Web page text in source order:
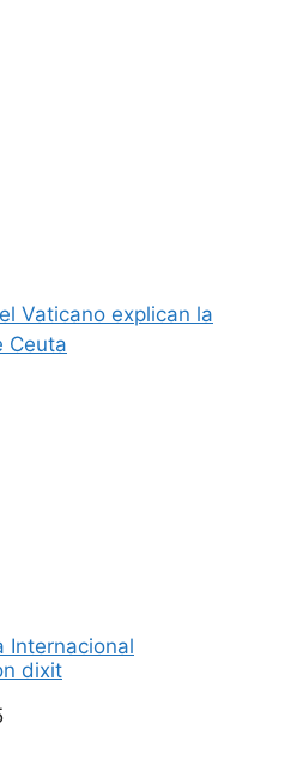
Vaticano explican la
Ceuta
Internacional
dixit